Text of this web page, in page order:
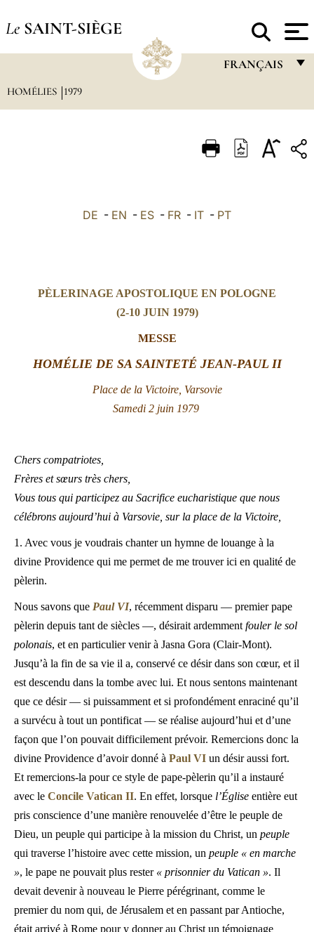
Le SAINT-SIÈGE
FRANÇAIS
ITALIANO
HOMÉLIES 1979
DE - EN - ES - FR - IT - PT
PÈLERINAGE APOSTOLIQUE EN POLOGNE
(2-10 JUIN 1979)
MESSE
HOMÉLIE DE SA SAINTETÉ JEAN-PAUL II
Place de la Victoire, Varsovie
Samedi 2 juin 1979
Chers compatriotes,
Frères et sœurs très chers,
Vous tous qui participez au Sacrifice eucharistique que nous
célébrons aujourd’hui à Varsovie, sur la place de la Victoire,
1. Avec vous je voudrais chanter un hymne de louange à la
divine Providence qui me permet de me trouver ici en qualité de
pèlerin.
Nous savons que Paul VI, récemment disparu — premier pape
pèlerin depuis tant de siècles —, désirait ardemment fouler le sol
polonais, et en particulier venir à Jasna Gora (Clair-Mont).
Jusqu’à la fin de sa vie il a, conservé ce désir dans son cœur, et il
est descendu dans la tombe avec lui. Et nous sentons maintenant
que ce désir — si puissamment et si profondément enraciné qu’il
a survécu à tout un pontificat — se réalise aujourd’hui et d’une
façon que l’on pouvait difficilement prévoir. Remercions donc la
divine Providence d’avoir donné à Paul VI un désir aussi fort.
Et remercions-la pour ce style de pape-pèlerin qu’il a instauré
avec le Concile Vatican II. En effet, lorsque l’Église entière eut
pris conscience d’une manière renouvelée d’être le peuple de
Dieu, un peuple qui participe à la mission du Christ, un peuple
qui traverse l’histoire avec cette mission, un peuple « en marche
», le pape ne pouvait plus rester « prisonnier du Vatican ». Il
devait devenir à nouveau le Pierre pérégrinant, comme le
premier du nom qui, de Jérusalem et en passant par Antioche,
était arrivé à Rome pour y donner au Christ un témoignage